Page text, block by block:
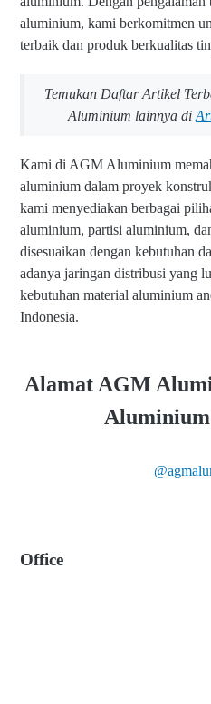
aluminium, kami berkomitmen
terbaik dan produk berkualitas
Temukan Daftar Artikel
Aluminium lainnya di
Kami di AGM Aluminium
aluminium dalam proyek
kami menyediakan berbagai
aluminium, partisi aluminium,
disesuaikan dengan kebutuhan
adanya jaringan distribusi yang
kebutuhan material aluminium
Indonesia.
Alamat AGM
Office